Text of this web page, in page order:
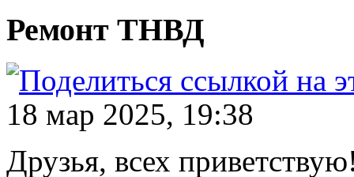
Ремонт ТНВД
18 мар 2025, 19:38
Друзья, всех